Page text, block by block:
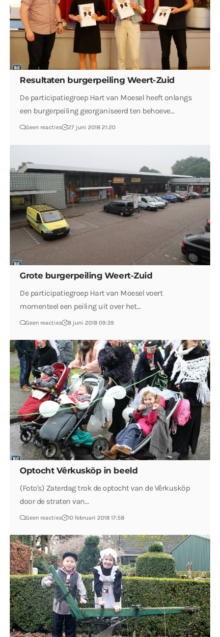
Resultaten burgerpeiling Weert-Zuid
De participatiegroep Hart van Moesel heeft onlangs
een burgerpeiling georganiseerd ten behoeve…
Geen reacties 27 juni 2018 21:20
Grote burgerpeiling Weert-Zuid
De participatiegroep Hart van Moesel voert
momenteel een peiling uit over het…
Geen reacties 8 juni 2018 09:39
Optocht Vêrkusköp in beeld
(Foto's) Zaterdag trok de optocht van de Vêrkusköp
door de straten van…
Geen reacties 10 februari 2018 17:58